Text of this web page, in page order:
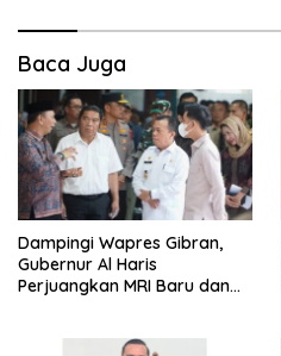
Baca Juga
Dampingi Wapres Gibran,
Gubernur Al Haris
Perjuangkan MRI Baru dan